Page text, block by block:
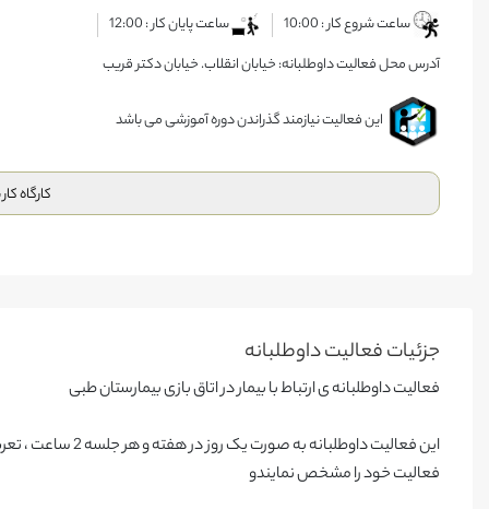
ساعت شروع کار : 10:00
ساعت پایان کار : 12:00
آدرس محل فعالیت داوطلبانه: خیابان انقلاب. خیابان دکتر قریب
این فعالیت نیازمند گذراندن دوره آموزشی می باشد
کارگاه
جزئیات فعالیت‌ داوطلبانه
فعالیت داوطلبانه ی ارتباط با بیمار در اتاق بازی بیمارستان طبی
فعالیت خود را مشخص نمایندو